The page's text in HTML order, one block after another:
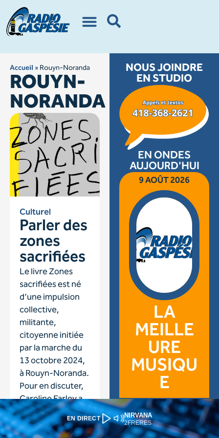
EN DIRECT NIRVANA
2FRERES